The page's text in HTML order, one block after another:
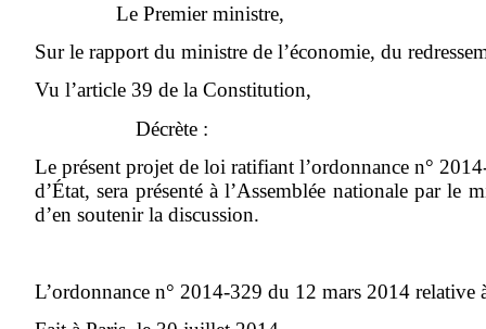
Le Premier ministre,
Sur le rapport du ministre de l’économie, du
Vu l’article 39 de la Constitution,
Décrète :
Le présent projet de loi ratifiant l’ordonnance n°
d’État, sera présenté à l’Assemblée nationale par
d’en soutenir la discussion.
L’ordonnance n° 2014-329 du 12 mars 2014 relative